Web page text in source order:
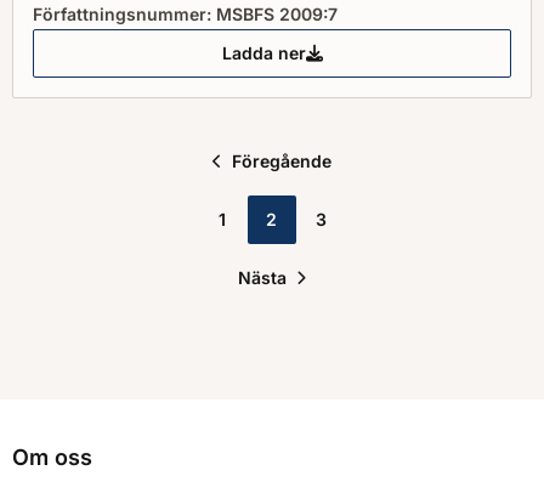
Författningsnummer: MSBFS 2009:7
Ladda ner
MSBFS 2009:7 föreskrifter och
Föregående
1 2 3
Nästa
Om oss